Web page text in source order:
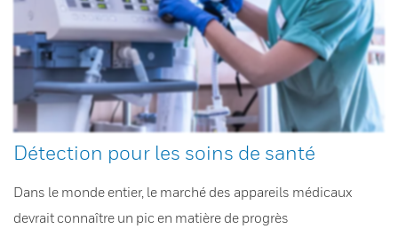
Détection pour les soins de santé
Dans le monde entier, le marché des appareils médicaux
devrait connaître un pic en matière de progrès